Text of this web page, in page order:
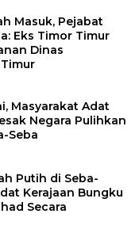
Masuk, Pejabat
Eks Timor Timur
Dinas
Masyarakat Adat
Negara Pulihkan
Seba
Putih di Seba-
Kerajaan Bungku
Secara